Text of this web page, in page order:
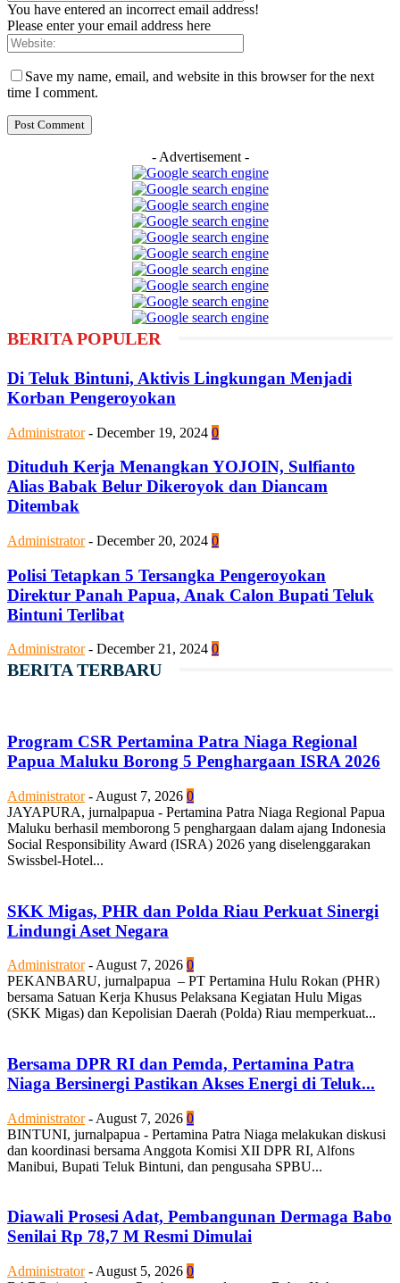
You have entered an incorrect email address!
Please enter your email address here
Save my name, email, and website in this browser for the next
time I comment.
- Advertisement -
BERITA POPULER
Di Teluk Bintuni, Aktivis Lingkungan Menjadi
Korban Pengeroyokan
Administrator - December 19, 2024 0
Dituduh Kerja Menangkan YOJOIN, Sulfianto
Alias Babak Belur Dikeroyok dan Diancam
Ditembak
Administrator - December 20, 2024 0
Polisi Tetapkan 5 Tersangka Pengeroyokan
Direktur Panah Papua, Anak Calon Bupati Teluk
Bintuni Terlibat
Administrator - December 21, 2024 0
BERITA TERBARU
Program CSR Pertamina Patra Niaga Regional
Papua Maluku Borong 5 Penghargaan ISRA 2026
Administrator - August 7, 2026 0
JAYAPURA, jurnalpapua - Pertamina Patra Niaga Regional Papua
Maluku berhasil memborong 5 penghargaan dalam ajang Indonesia
Social Responsibility Award (ISRA) 2026 yang diselenggarakan
Swissbel-Hotel...
SKK Migas, PHR dan Polda Riau Perkuat Sinergi
Lindungi Aset Negara
Administrator - August 7, 2026 0
PEKANBARU, jurnalpapua – PT Pertamina Hulu Rokan (PHR)
bersama Satuan Kerja Khusus Pelaksana Kegiatan Hulu Migas
(SKK Migas) dan Kepolisian Daerah (Polda) Riau memperkuat...
Bersama DPR RI dan Pemda, Pertamina Patra
Niaga Bersinergi Pastikan Akses Energi di Teluk...
Administrator - August 7, 2026 0
BINTUNI, jurnalpapua - Pertamina Patra Niaga melakukan diskusi
dan koordinasi bersama Anggota Komisi XII DPR RI, Alfons
Manibui, Bupati Teluk Bintuni, dan pengusaha SPBU...
Diawali Prosesi Adat, Pembangunan Dermaga Babo
Senilai Rp 78,7 M Resmi Dimulai
Administrator - August 5, 2026 0